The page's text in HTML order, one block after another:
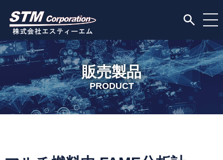
販売製品
PRODUCT